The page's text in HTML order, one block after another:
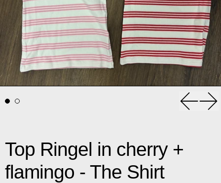
Top Ringel in cherry +
flamingo - The Shirt